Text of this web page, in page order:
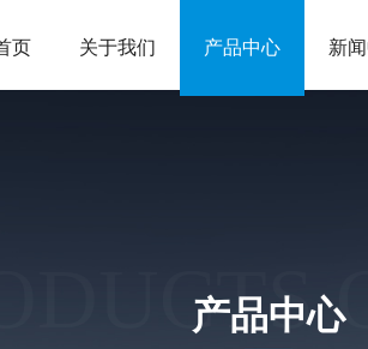
页 关于我们 产品中心 新
产品中心